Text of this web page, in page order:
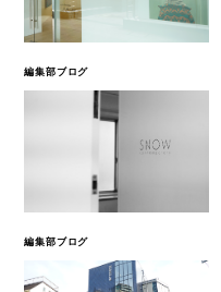
編集部ブログ
編集部ブログ